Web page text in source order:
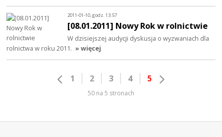
2011-01-10, godz. 13:57
[08.01.2011] Nowy Rok w rolnictwie
W dzisiejszej audycji dyskusja o wyzwaniach dla
rolnictwa w roku 2011. » więcej
1 2 3 4 5
50 na 5 stronach